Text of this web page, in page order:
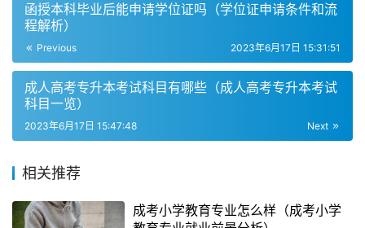
凡是中国公民不受性别、年龄、民族、种族、宗教信仰、财
产状况及已受教育程度的限制。
1. 报考本科的条件
报考自考本科的考生，报名自考时需要具备以下条件：
函授本科毕业后能申请学位证吗（学位证申请条件和流
程解析）
Previous 2023年6月17日 15:31:51
成人高考专升本考试科目有哪些（成人高考专升本考试
科目一览）
Next
2023年6月17日 15:47:48
相关推荐
成考小学教育专业怎么样（成考小学